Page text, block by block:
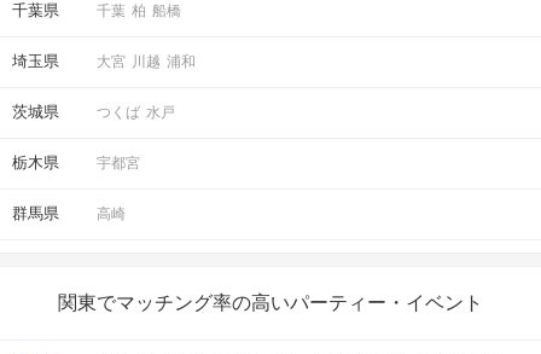
千葉県 千葉 柏 船橋
埼玉県 大宮 川越 浦和
茨城県 つくば 水戸
栃木県 宇都宮
群馬県 高崎
関東でマッチング率の高いパーティー・イベント